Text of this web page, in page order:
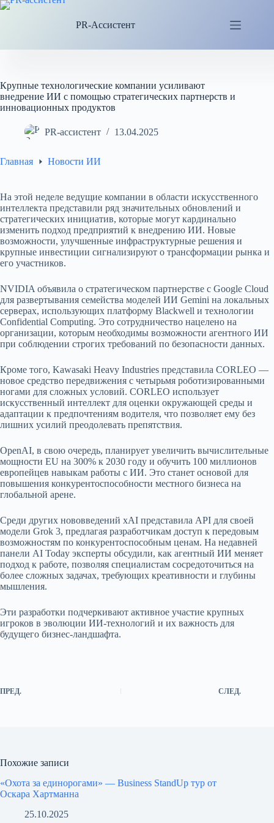
Перейти
PR-Ассистент
Крупные технологические компании усиливают
внедрение ИИ с помощью стратегических партнерств и
инновационных продуктов
PR-ассистент 13.04.2025
Главная Новости ИИ
На этой неделе ведущие компании в области искусственного
интеллекта представили ряд значительных обновлений и
стратегических инициатив, которые могут кардинально
изменить подход предприятий к внедрению ИИ. Новые
возможности, улучшенные инфраструктурные решения и
крупные инвестиции сигнализируют о трансформации рынка и
его участников.
NVIDIA объявила о стратегическом партнерстве с Google Cloud
для развертывания семейства моделей ИИ Gemini на локальных
серверах, использующих платформу Blackwell и технологии
Confidential Computing. Это сотрудничество нацелено на
организации, которым необходимы возможности агентного ИИ
при соблюдении строгих требований по безопасности данных.
Кроме того, Kawasaki Heavy Industries представила CORLEO —
новое средство передвижения с четырьмя роботизированными
ногами для сложных условий. CORLEO использует
искусственный интеллект для оценки окружающей среды и
адаптации к предпочтениям водителя, что позволяет ему без
лишних усилий преодолевать препятствия.
OpenAI, в свою очередь, планирует увеличить вычислительные
мощности EU на 300% к 2030 году и обучить 100 миллионов
европейцев навыкам работы с ИИ. Это станет основой для
повышения конкурентоспособности местного бизнеса на
глобальной арене.
Среди других нововведений xAI представила API для своей
модели Grok 3, предлагая разработчикам доступ к передовым
возможностям по конкурентоспособным ценам. На недавней
панели AI Today эксперты обсудили, как агентный ИИ меняет
подход к работе, позволяя специалистам сосредоточиться на
более сложных задачах, требующих креативности и глубины
мышления.
Эти разработки подчеркивают активное участие крупных
игроков в эволюции ИИ-технологий и их важность для
будущего бизнес-ландшафта.
ПРЕД. СЛЕД.
Похожие записи
«Охота за единорогами» — Business StandUp тур от
Оскара Хартманна
25.10.2025